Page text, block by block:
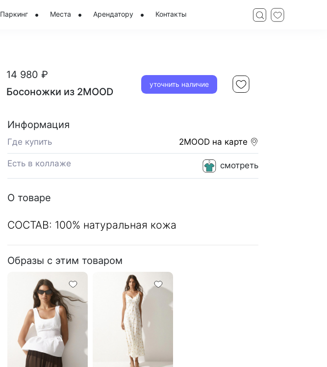
Паркинг Места Арендатору Контакты
14 980 ₽
Босоножки из 2MOOD
уточнить наличие
Информация
2MOOD на карте
Где купить
смотреть
Есть в коллаже
О товаре
СОСТАВ: 100% натуральная кожа
Образы с этим товаром